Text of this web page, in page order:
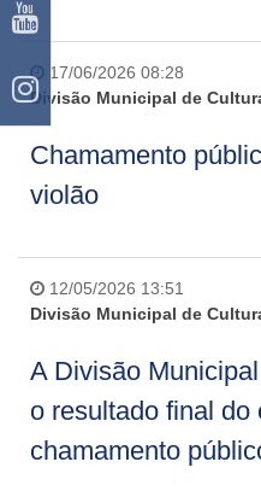
17/06/2026 08:28
Divisão Municipal de
Chamamento
violão
12/05/2026 13:51
Divisão Municipal de
A Divisão
o resultado final do
chamamento